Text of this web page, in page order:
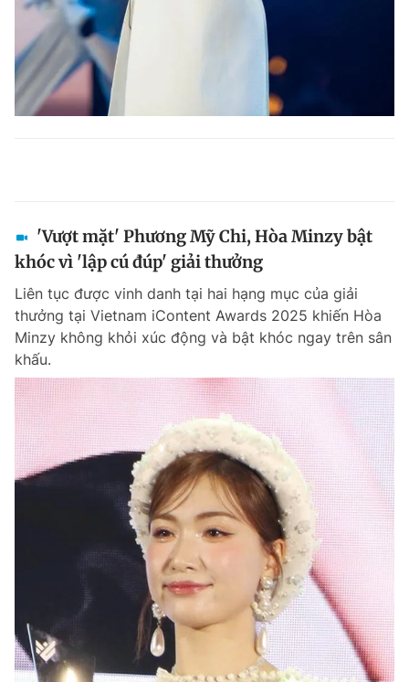
'Vượt mặt' Phương Mỹ Chi, Hòa Minzy bật
khóc vì 'lập cú đúp' giải thưởng
Liên tục được vinh danh tại hai hạng mục của giải
thưởng tại Vietnam iContent Awards 2025 khiến Hòa
Minzy không khỏi xúc động và bật khóc ngay trên sân
khấu.